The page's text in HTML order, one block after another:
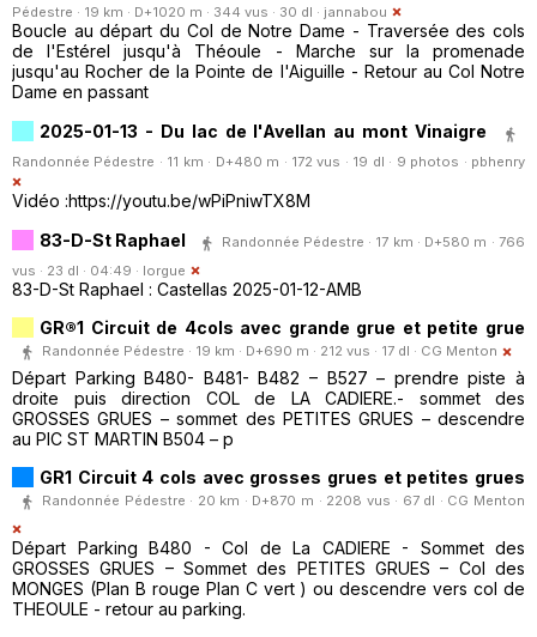
Pédestre · 19 km · D+1020 m · 344 vus · 30 dl · jannabou
Boucle au départ du Col de Notre Dame - Traversée des cols
de l'Estérel jusqu'à Théoule - Marche sur la promenade
jusqu'au Rocher de la Pointe de l'Aiguille - Retour au Col Notre
Dame en passant
2025-01-13 - Du lac de l'Avellan au mont Vinaigre
Randonnée Pédestre · 11 km · D+480 m · 172 vus · 19 dl · 9 photos · pbhenry
Vidéo :https://youtu.be/wPiPniwTX8M
83-D-St Raphael
Randonnée Pédestre · 17 km · D+580 m · 766
vus · 23 dl · 04:49 · lorgue
83-D-St Raphael : Castellas 2025-01-12-AMB
GR®1 Circuit de 4cols avec grande grue et petite grue
Randonnée Pédestre · 19 km · D+690 m · 212 vus · 17 dl · CG Menton
Départ Parking B480- B481- B482 – B527 – prendre piste à
droite puis direction COL de LA CADIERE.- sommet des
GROSSES GRUES – sommet des PETITES GRUES – descendre
au PIC ST MARTIN B504 – p
GR1 Circuit 4 cols avec grosses grues et petites grues
Randonnée Pédestre · 20 km · D+870 m · 2208 vus · 67 dl · CG Menton
Départ Parking B480 - Col de La CADIERE - Sommet des
GROSSES GRUES – Sommet des PETITES GRUES – Col des
MONGES (Plan B rouge Plan C vert ) ou descendre vers col de
THEOULE - retour au parking.